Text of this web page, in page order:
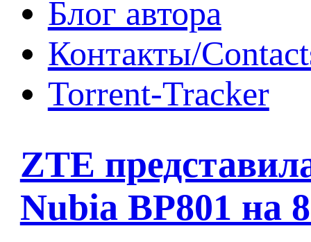
Блог автора
Контакты/
Torrent-Tracker
ZTE
Nubia BP801 на